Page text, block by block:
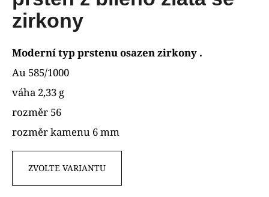
0,0
z
hvězdiček.
zirkony
Moderní typ prstenu osazen zirkony .
Au 585/1000
váha 2,33 g
rozměr 56
rozměr kamenu 6 mm
ZVOLTE VARIANTU
a
j
í
t
?
HLEDAT